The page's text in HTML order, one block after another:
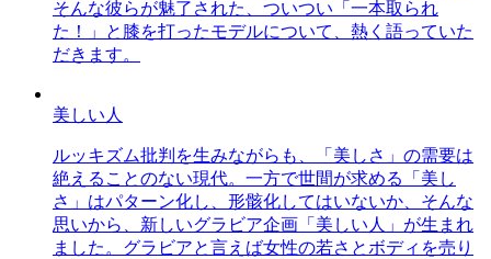
そんな彼らが魅了された、ついつい「一本取られ
た！」と膝を打ったモデルについて、熱く語っていた
だきます。
美しい人
ルッキズム批判を生みながらも、「美しさ」の需要は
絶えることのない現代。一方で世間が求める「美し
さ」はパターン化し、形骸化してはいないか、そんな
思いから、新しいグラビア企画「美しい人」が生まれ
ました。グラビアと言えば女性の若さとボディを売り